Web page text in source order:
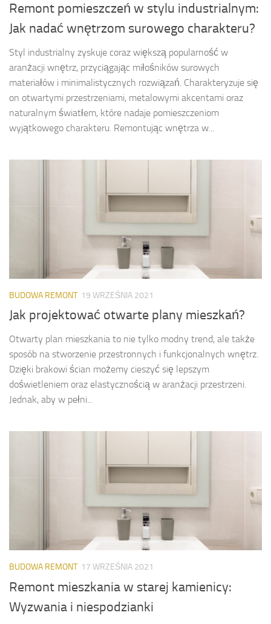
Remont pomieszczeń w stylu industrialnym:
Jak nadać wnętrzom surowego charakteru?
Styl industrialny zyskuje coraz większą popularność w
aranżacji wnętrz, przyciągając miłośników surowych
materiałów i minimalistycznych rozwiązań. Charakteryzuje się
on otwartymi przestrzeniami, metalowymi akcentami oraz
naturalnym światłem, które nadaje pomieszczeniom
wyjątkowego charakteru. Remontując wnętrza w...
BUDOWA REMONT 19 WRZEŚNIA 2021
Jak projektować otwarte plany mieszkań?
Otwarty plan mieszkania to nie tylko modny trend, ale także
sposób na stworzenie przestronnych i funkcjonalnych wnętrz.
Dzięki brakowi ścian możemy cieszyć się lepszym
doświetleniem oraz elastycznością w aranżacji przestrzeni.
Jednak, aby w pełni...
BUDOWA REMONT 17 WRZEŚNIA 2021
Remont mieszkania w starej kamienicy:
Wyzwania i niespodzianki